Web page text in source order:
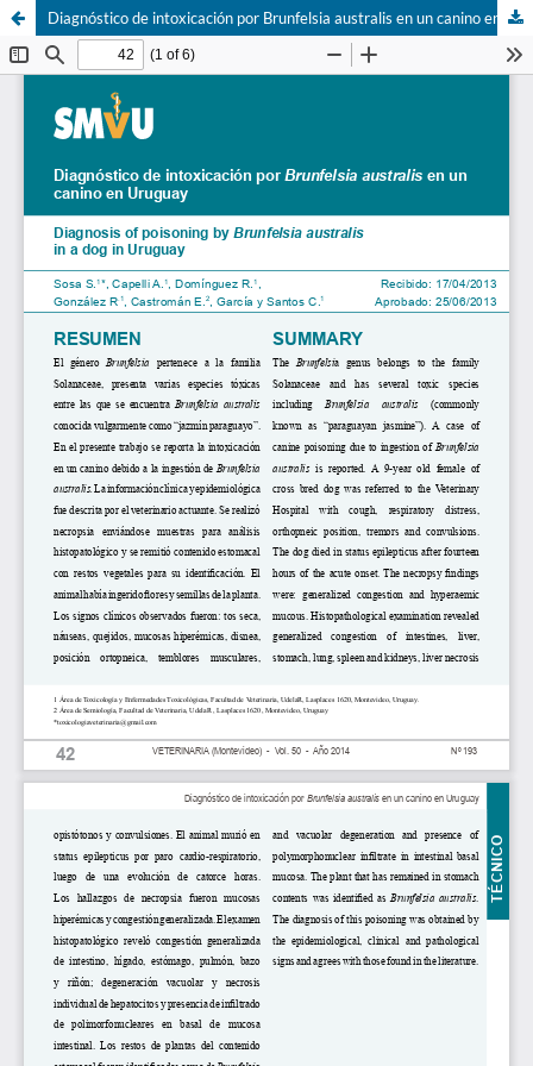
Diagnóstico de intoxicación por Brunfelsia australis en un canino en Uruguay